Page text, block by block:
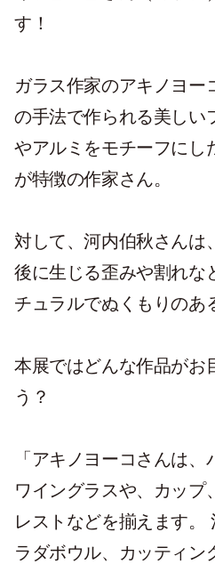
す！
ガラス作家のアキノヨー
の手法で作られる美しい
やアルミをモチーフにし
が特徴の作家さん。
対して、河内伯秋さんは
後に生じる歪みや割れな
チュラルでぬくもりのあ
本展ではどんな作品がお
う？
「アキノヨーコさんは
ワイングラスや、カップ
レストなどを揃えます。
ラダボウル、カッティン